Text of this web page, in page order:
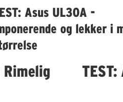
Asus UL30A -
og lekker i
Rimelig